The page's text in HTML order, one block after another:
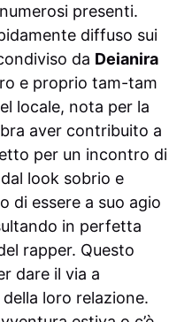
presenti.
diffuso sui
da Deianira
e proprio tam-tam
locale, nota per la
aver contribuito a
per un incontro di
look sobrio e
di essere a suo agio
in perfetta
rapper. Questo
dare il via a
loro relazione.